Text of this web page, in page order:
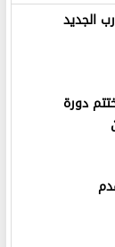
الجديد
دورة